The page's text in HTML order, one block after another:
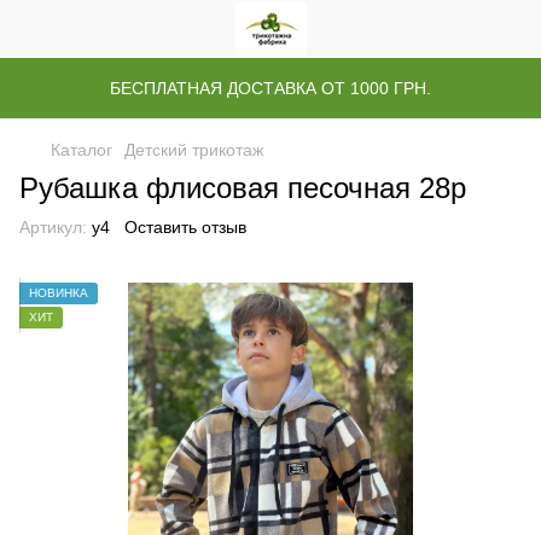
БЕСПЛАТНАЯ ДОСТАВКА ОТ 1000 ГРН.
Каталог Детский трикотаж
Рубашка флисовая песочная 28р
Артикул: у4 Оставить отзыв
НОВИНКА
ХИТ